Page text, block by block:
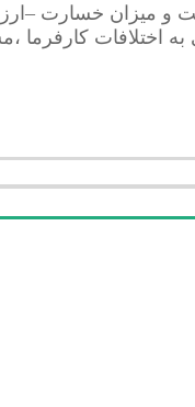
و ميزان خسارت
کارفرما